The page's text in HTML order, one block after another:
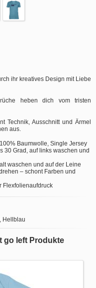
ihr kreatives Design mit Liebe
heben dich vom tristen
Technik, Ausschnitt und Ärmel
aus.
Baumwolle, Single Jersey
30 Grad, auf links waschen und
waschen und auf der Leine
– schont Farben und
Flexfolienaufdruck
Hellblau
go left Produkte